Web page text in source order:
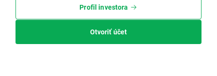
Profil investora
Otvoriť účet